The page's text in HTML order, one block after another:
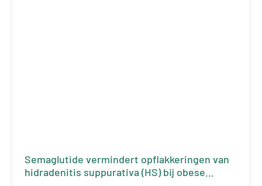
Semaglutide vermindert opflakkeringen van
hidradenitis suppurativa (HS) bij obese